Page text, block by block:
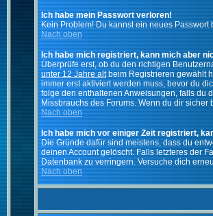
Ich habe mein Passwort verloren!
Kein Problem! Du kannst ein neues
Nach oben
Ich habe mich registriert, kann mich aber
Überprüfe erst, ob du den richtigen
unter 12 Jahre altbeim Registrieren gewählt
immer erst aktiviert werden muss, bevor du
folge den enthaltenen Anweisungen, falls du
Missbrauchs des Forums. Wenn du dir
Nach oben
Ich habe mich vor einiger Zeit registriert,
Die Gründe dafür sind meistens, dass du
deinen Account gelöscht. Falls letzteres der
Datenbank zu verringern. Versuche dich
Nach oben